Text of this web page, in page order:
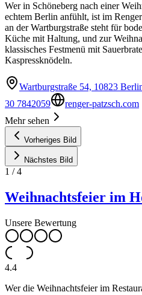
Wer in Schöneberg nach einer
echtem Berlin anfühlt, ist im
an der Wartburgstraße steht für
Küche mit Haltung, und zur
klassisches Festmenü mit
Kaspressknödeln.
Wartburgstraße 54, 10823
30 7842059
renger-patzsch.com
Mehr sehen
Vorheriges Bild
Nächstes Bild
1 /4
Weihnachtsfeier im
Unsere Bewertung
4.4
Wer die Weihnachtsfeier im